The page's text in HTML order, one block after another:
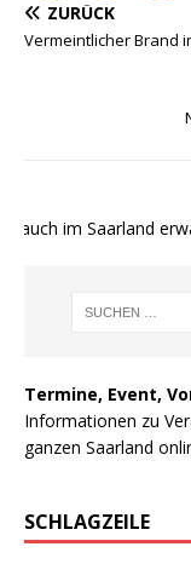
ZURÜCK
Vermeintlicher Brand
auch im Saarland
Termine, Event,
Informationen zu
ganzen Saarland
SCHLAGZEILE